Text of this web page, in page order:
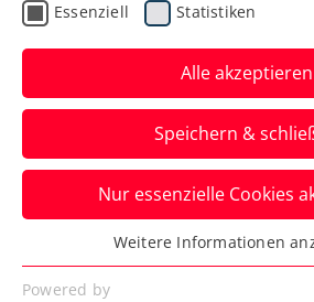
Bezirksmeeting
Termin: Samstag,
Verfasst von: , 09.01.2026
Essenziell Statistiken
Alle akzeptieren
Speichern &
Nur essenzielle Cookies
Essenziell
Essenzielle Cookies werden für
Weitere Informationen
Powered by